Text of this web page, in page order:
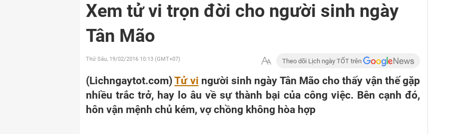
Xem tử vi trọn đời cho người sinh ngày
Tân Mão
Thứ Sáu, 19/02/2016 10:13 (GMT+07) Theo dõi Lịch ngày TỐT trên
(Lichngaytot.com)Tử vi người sinh ngày Tân Mão cho thấy vận thế gặp
nhiều trắc trở, hay lo âu về sự thành bại của công việc. Bên cạnh đó,
hôn vận mệnh chủ kém, vợ chồng không hòa hợp